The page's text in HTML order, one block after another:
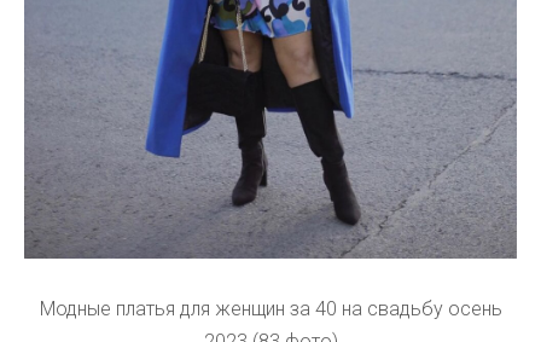
Модные платья для женщин за 40 на свадьбу осень